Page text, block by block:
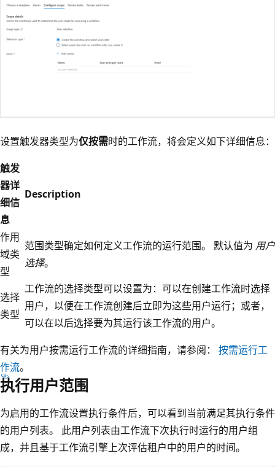
设置触发器类型为仅按需时的工作流，将会定义如下详细信息：
触发
器详
细信
息
Description
作用
域类
型
范围类型确定如何定义工作流的运行范围。 默认值为 用户
选择。
选择
类型
工作流的选择类型可以设置为：可以在创建工作流时选择
用户，以便在工作流创建后立即为这些用户运行；或者，
可以在以后选择要为其运行该工作流的用户。
有关为用户按需运行工作流的详细指南，请参阅： 按需运行工
作流。
执行用户范围
为启用的工作流设置执行条件后，可以看到当前满足其执行条件
的用户列表。 此用户列表由工作流下次执行时运行的用户组
成，并且基于工作流引擎上次评估租户中的用户的时间。